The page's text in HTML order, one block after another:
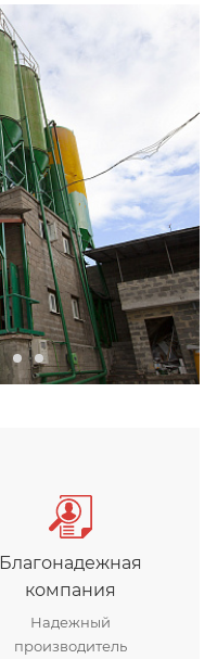
Благонадежная
компания
Надежный
производитель